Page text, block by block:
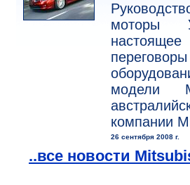
моторы
модели
компании
26 сентября 2008 г.
..все новости